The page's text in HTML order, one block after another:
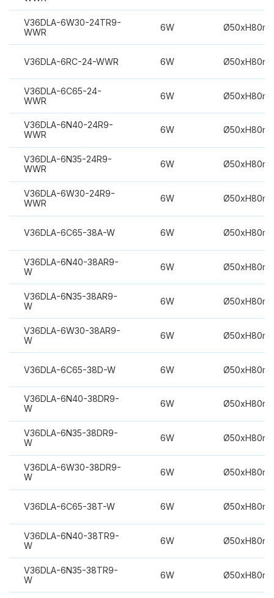
V36DLA-6W30-24TR9-
WWR
6W
V36DLA-6RC-24-WWR 6W
V36DLA-6C65-24-
WWR
6W
V36DLA-6N40-24R9-
WWR
6W
V36DLA-6N35-24R9-
WWR
6W
V36DLA-6W30-24R9-
WWR
6W
V36DLA-6C65-38A-W 6W
V36DLA-6N40-38AR9-
W
6W
V36DLA-6N35-38AR9-
W
6W
V36DLA-6W30-38AR9-
W
6W
V36DLA-6C65-38D-W 6W
V36DLA-6N40-38DR9-
W
6W
V36DLA-6N35-38DR9-
W
6W
V36DLA-6W30-38DR9-
W
6W
V36DLA-6C65-38T-W 6W
V36DLA-6N40-38TR9-
W
6W
V36DLA-6N35-38TR9-
W
6W